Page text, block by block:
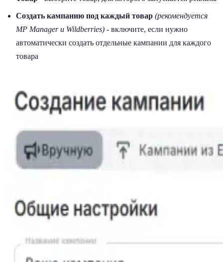
Создать кампанию под каждый товар (рекомендуется
MP Manager и Wildberries) - включите, если нужно
автоматически создать отдельные кампании для каждого
товара